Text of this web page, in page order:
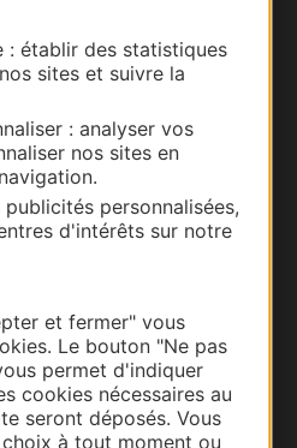
: établir des statistiques
sites et suivre la
: analyser vos
nos sites en
personnalisées,
d'intérêts sur notre
et fermer" vous
Le bouton "Ne pas
permet d'indiquer
cookies nécessaires au
seront déposés. Vous
à tout moment ou
d'information
recevoir des
de visites et de sorties.